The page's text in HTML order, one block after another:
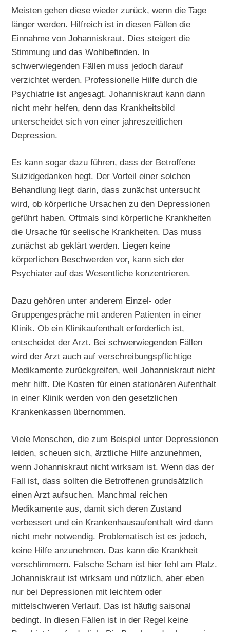
Meisten gehen diese wieder zurück, wenn die Tage
länger werden. Hilfreich ist in diesen Fällen die
Einnahme von Johanniskraut. Dies steigert die
Stimmung und das Wohlbefinden. In
schwerwiegenden Fällen muss jedoch darauf
verzichtet werden. Professionelle Hilfe durch die
Psychiatrie ist angesagt. Johanniskraut kann dann
nicht mehr helfen, denn das Krankheitsbild
unterscheidet sich von einer jahreszeitlichen
Depression.
Es kann sogar dazu führen, dass der Betroffene
Suizidgedanken hegt. Der Vorteil einer solchen
Behandlung liegt darin, dass zunächst untersucht
wird, ob körperliche Ursachen zu den Depressionen
geführt haben. Oftmals sind körperliche Krankheiten
die Ursache für seelische Krankheiten. Das muss
zunächst ab geklärt werden. Liegen keine
körperlichen Beschwerden vor, kann sich der
Psychiater auf das Wesentliche konzentrieren.
Dazu gehören unter anderem Einzel- oder
Gruppengespräche mit anderen Patienten in einer
Klinik. Ob ein Klinikaufenthalt erforderlich ist,
entscheidet der Arzt. Bei schwerwiegenden Fällen
wird der Arzt auch auf verschreibungspflichtige
Medikamente zurückgreifen, weil Johanniskraut nicht
mehr hilft. Die Kosten für einen stationären Aufenthalt
in einer Klinik werden von den gesetzlichen
Krankenkassen übernommen.
Viele Menschen, die zum Beispiel unter Depressionen
leiden, scheuen sich, ärztliche Hilfe anzunehmen,
wenn Johanniskraut nicht wirksam ist. Wenn das der
Fall ist, dass sollten die Betroffenen grundsätzlich
einen Arzt aufsuchen. Manchmal reichen
Medikamente aus, damit sich deren Zustand
verbessert und ein Krankenhausaufenthalt wird dann
nicht mehr notwendig. Problematisch ist es jedoch,
keine Hilfe anzunehmen. Das kann die Krankheit
verschlimmern. Falsche Scham ist hier fehl am Platz.
Johanniskraut ist wirksam und nützlich, aber eben
nur bei Depressionen mit leichtem oder
mittelschweren Verlauf. Das ist häufig saisonal
bedingt. In diesen Fällen ist in der Regel keine